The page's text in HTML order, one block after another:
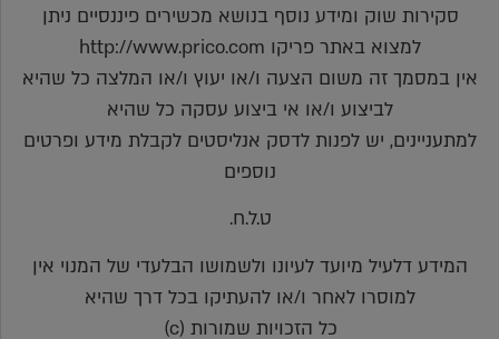
סקירות שוק ומידע נוסף בנושא מכשירים פיננסיים ניתן
למצוא באתר פריקו http://www.prico.com
אין במסמך זה משום הצעה ו/או יעוץ ו/או המלצה כל שהיא
לביצוע ו/או אי ביצוע עסקה כל שהיא
למתעניינים, יש לפנות לדסק אנליסטים לקבלת מידע ופרטים
נוספים
ט.ל.ח.
המידע דלעיל מיועד לעיונו ולשמושו הבלעדי של המנוי אין
למוסרו לאחר ו/או להעתיקו בכל דרך שהיא
כל הזכויות שמורות (c)